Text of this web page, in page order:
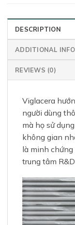
DESCRIPTION
ADDITIONAL
REVIEWS (0)
Viglacera
người dùng
mà họ sử
không gian
là minh
trung tâm